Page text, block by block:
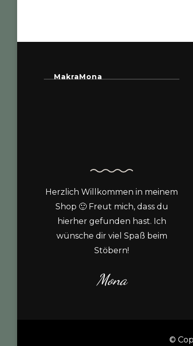
MakraMona
Herzlich Willkommen in meinem
Shop 🙂 Freut mich, dass du
hierher gefunden hast. Ich
wünsche dir viel Spaß beim
Stöbern!
Mona
©